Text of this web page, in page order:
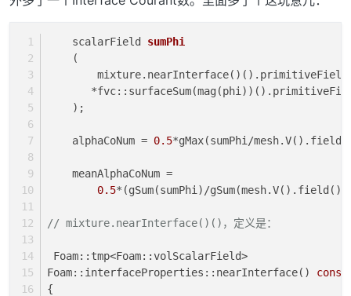
    scalarField
sumPhi
(
    )
;
    alphaCoNum =
0.5*gMax(sumPhi/
    meanAlphaCoNum =
0.5*(gSum(sumPhi)/
// mixture.nearInterface()()，定义是：
Foam::tmp<Foam::volScalarField>
Foam::interfaceProperties::nearInterface() const
{